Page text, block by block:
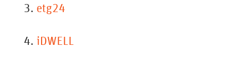
etg24
iDWELL